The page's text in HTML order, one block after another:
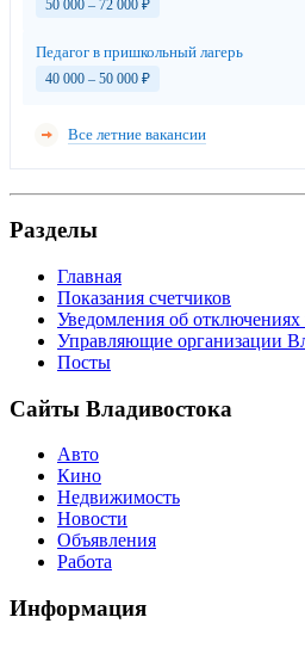
50 000 – 72 000 ₽
Педагог в пришкольный лагерь
40 000 – 50 000 ₽
Все летние вакансии
Разделы
Главная
Показания счетчиков
Уведомления об
Управляющие организации
Посты
Сайты Владивостока
Авто
Кино
Недвижимость
Новости
Объявления
Работа
Информация